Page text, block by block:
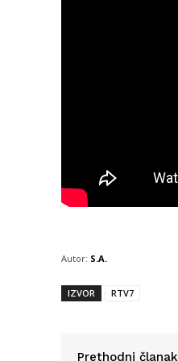
Autor: S.A.
IZVOR RTV7
Prethodni članak